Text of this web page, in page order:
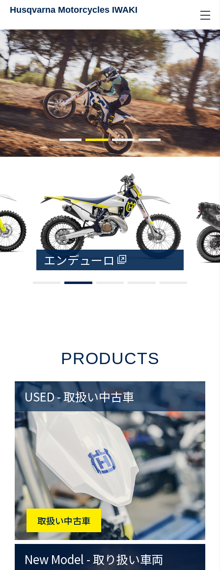
Husqvarna Motorcycles IWAKI
エンデューロ
PRODUCTS
USED - 取扱い中古車
取扱い中古車
New Model - 取り扱い車両